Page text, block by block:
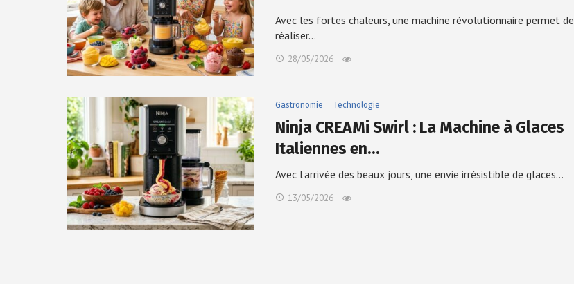
Avec les fortes chaleurs, une machine révolutionnaire permet de
réaliser…
28/05/2026
Gastronomie Technologie
Ninja CREAMi Swirl : La Machine à Glaces
Italiennes en…
Avec l'arrivée des beaux jours, une envie irrésistible de glaces…
13/05/2026